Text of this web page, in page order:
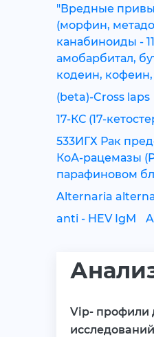
"Вредные
(морфин,
канабиноиды -
амобарбитал,
кодеин,
(beta)-Cross laps
17-КС (17-
533ИГХ Рак
КоА-рацемазы
парафиновом
Alternaria
anti - HEV IgM
Vip- профили
исследований